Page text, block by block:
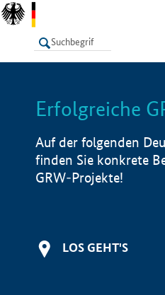
LISTE
Erfolgreiche
Auf der folgenden
finden Sie konkrete
GRW-Projekte!
LOS GEHT'S